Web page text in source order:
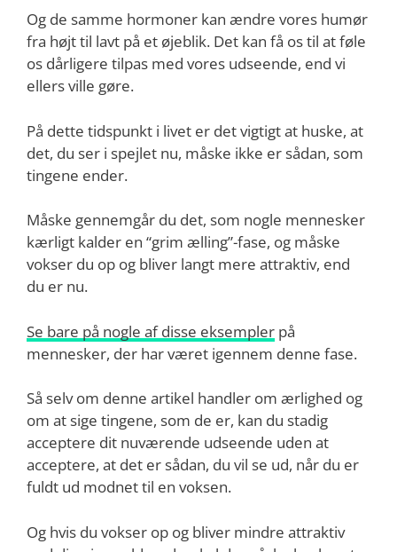
Og de samme hormoner kan ændre vores humør
fra højt til lavt på et øjeblik. Det kan få os til at føle
os dårligere tilpas med vores udseende, end vi
ellers ville gøre.
På dette tidspunkt i livet er det vigtigt at huske, at
det, du ser i spejlet nu, måske ikke er sådan, som
tingene ender.
Måske gennemgår du det, som nogle mennesker
kærligt kalder en “grim ælling”-fase, og måske
vokser du op og bliver langt mere attraktiv, end
du er nu.
Se bare på nogle af disse eksempler på
mennesker, der har været igennem denne fase.
Så selv om denne artikel handler om ærlighed og
om at sige tingene, som de er, kan du stadig
acceptere dit nuværende udseende uden at
acceptere, at det er sådan, du vil se ud, når du er
fuldt ud modnet til en voksen.
Og hvis du vokser op og bliver mindre attraktiv